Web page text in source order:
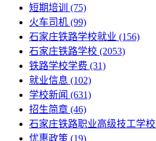
短期培训
(75)
火车司机 (99)
石家庄铁路学校就业 (156)
石家庄铁路学校 (2053)
铁路学校学费 (31)
就业信息 (102)
学校新闻 (631)
招生简章 (46)
石家庄铁路职业高级技工学校
优惠政策 (19)